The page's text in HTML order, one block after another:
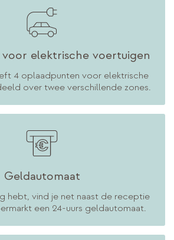
elektrische voertuigen
4 oplaadpunten voor elektrische
over twee verschillende zones.
Geldautomaat
hebt, vind je net naast de receptie
een 24-uurs geldautomaat.